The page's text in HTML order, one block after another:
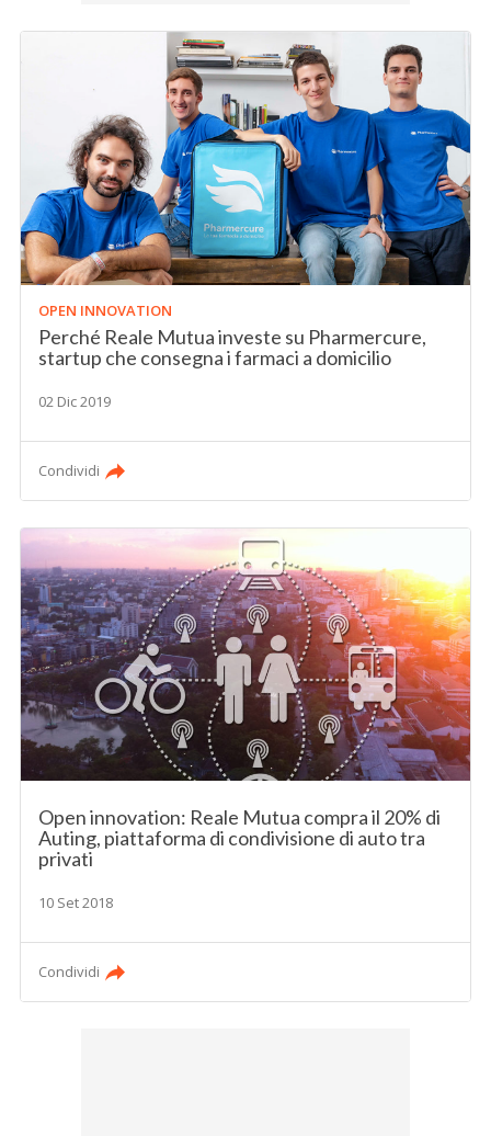
OPEN INNOVATION
Perché Reale Mutua investe su Pharmercure,
startup che consegna i farmaci a domicilio
02 Dic 2019
Condividi
Open innovation: Reale Mutua compra il 20% di
Auting, piattaforma di condivisione di auto tra
privati
10 Set 2018
Condividi